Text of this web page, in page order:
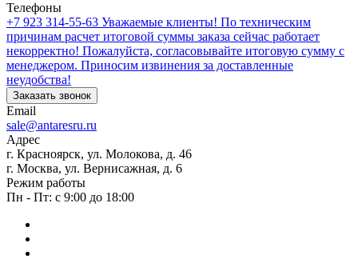
Телефоны
+7 923 314-55-63 Уважаемые клиенты! По техническим
причинам расчет итоговой суммы заказа сейчас работает
некорректно! Пожалуйста, согласовывайте итоговую сумму с
менеджером. Приносим извинения за доставленные
неудобства!
Заказать звонок
Email
sale@antaresru.ru
Адрес
г. Красноярск, ул. Молокова, д. 46
г. Москва, ул. Вернисажная, д. 6
Режим работы
Пн - Пт: с 9:00 до 18:00